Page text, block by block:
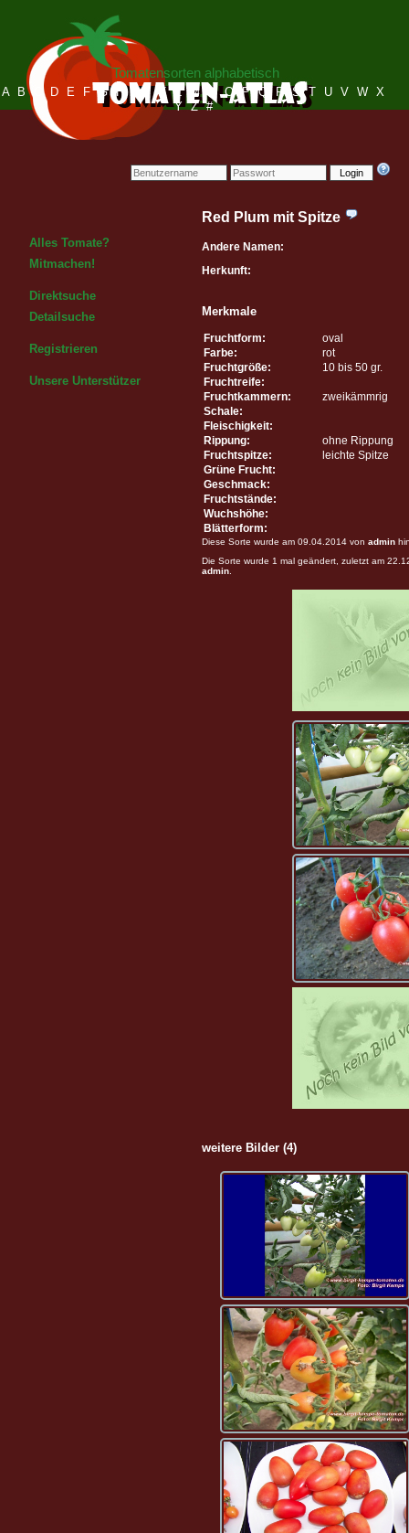
Login
Tomatensorten alphabetisch
A B C D E F G H I J K L M N O P Q R S T U V W X
Y Z #
Alles Tomate?
Mitmachen!
Direktsuche
Detailsuche
Registrieren
Unsere Unterstützer
Red Plum mit Spitze
Andere Namen:
Herkunft:
Merkmale
Fruchtform:
oval
Farbe:
rot
Fruchtgröße:
10 bis 50 gr.
Fruchtreife:
Fruchtkammern:
zweikämmrig
Schale:
Fleischigkeit:
Rippung:
ohne Rippung
Fruchtspitze:
leichte Spitze
Grüne Frucht:
Geschmack:
Fruchtstände:
Wuchshöhe:
Blätterform:
Diese Sorte wurde am 09.04.2014 von admin
Die Sorte wurde 1 mal geändert, zuletzt am
admin
weitere Bilder (4)